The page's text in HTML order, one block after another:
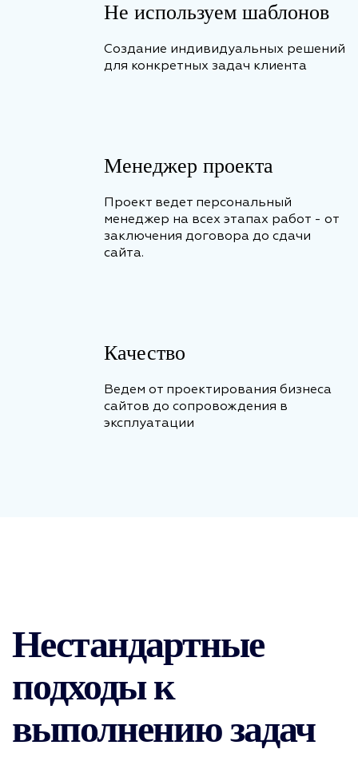
Не используем шаблонов
Создание индивидуальных решений
для конкретных задач клиента
Менеджер проекта
Проект ведет персональный
менеджер на всех этапах работ - от
заключения договора до сдачи
сайта.
Качество
Ведем от проектирования бизнеса
сайтов до сопровождения в
эксплуатации
Нестандартные
подходы к
выполнению задач